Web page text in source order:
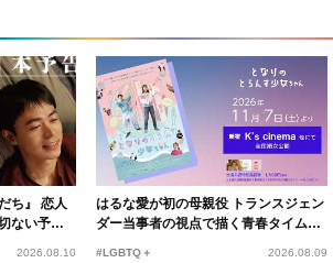
ち』 恋人
ない予告
2026.08.10
はるな愛が初の母親役 トランスジェン
ダー当事者の視点で描く青春タイムス
#LGBTQ＋ 2026.08.09